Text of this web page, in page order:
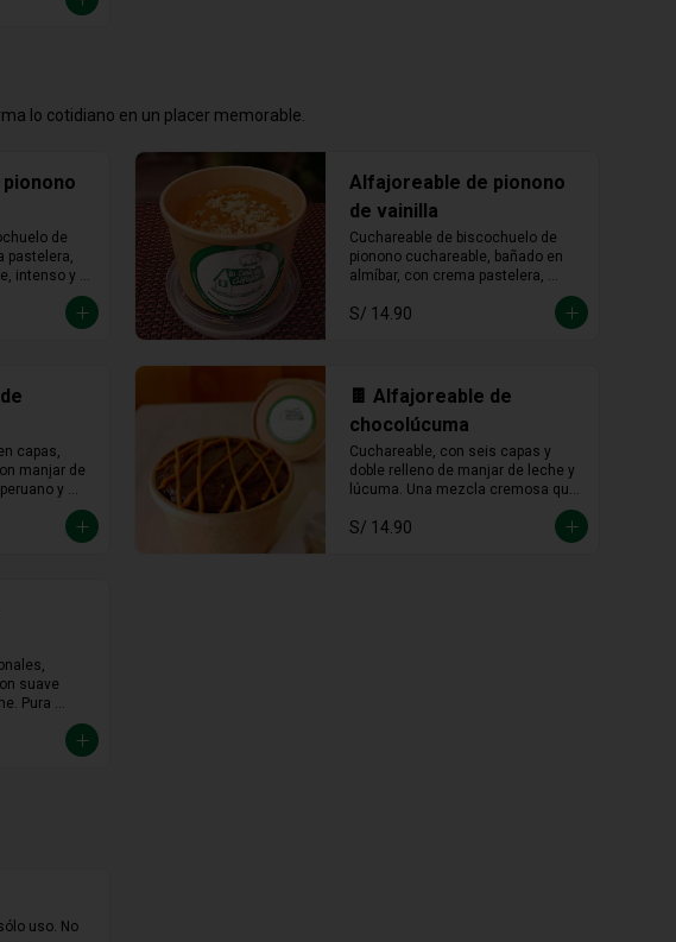
que no vas a
lo cotidiano en un placer memorable.
de
pastelera,
intenso y
Alfajoreable de pionono
de vainilla
Cuchareable de biscochuelo de
pionono cuchareable, bañado en
almíbar, con crema pastelera,
dulce y una delicia que se disfruta
S/ 14.90
capas,
manjar de
y
🍫 Alfajoreable de
chocolúcuma
Cuchareable, con seis capas y
doble relleno de manjar de leche y
lúcuma. Una mezcla cremosa que
une lo andino con lo dulce en cada
cucharada.
S/ 14.90
suave
Pura
uso. No